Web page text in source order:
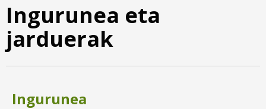
Ingurunea eta
jarduerak
Ingurunea